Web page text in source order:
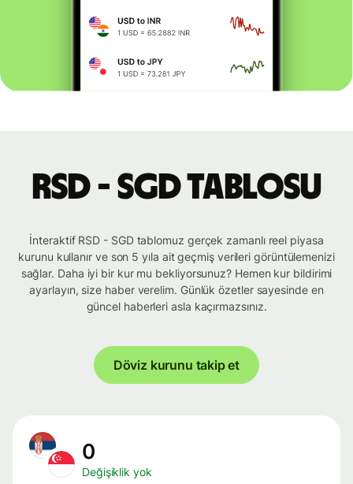
RSD - SGD tablosu
İnteraktif RSD - SGD tablomuz gerçek zamanlı reel piyasa
kurunu kullanır ve son 5 yıla ait geçmiş verileri görüntülemenizi
sağlar. Daha iyi bir kur mu bekliyorsunuz? Hemen kur bildirimi
ayarlayın, size haber verelim. Günlük özetler sayesinde en
güncel haberleri asla kaçırmazsınız.
Döviz kurunu takip et
0
Değişiklik yok